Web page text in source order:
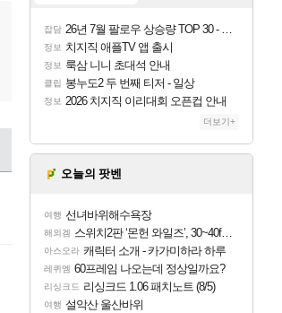
잡담 26년 7월 팔로우 상승량 TOP 30 - 월간 치지직
정보 치지직 애플TV 앱 출시
정보 룩삼 니니 초대석 안내
클립 봉누도2 두 번째 티저 - 일상
정보 2026 치지직 이리대회 오픈컵 안내
더보기+
오늘의 팟벤
여행 선녀바위해수욕장
해외겜 스위치2판 ‘몬헌 와일즈’, 30~40fps 목표 추정
아스오라 캐릭터 소개 - 카가미하라 하루
레퀴엠 60프레임 나오는데 정상일까요?
리싱크드 리싱크드 1.06 패치노트 (8/5)
여행 설악산 울산바위